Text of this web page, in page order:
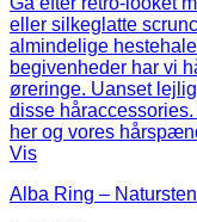
Vis
Alba Ring – Natursten